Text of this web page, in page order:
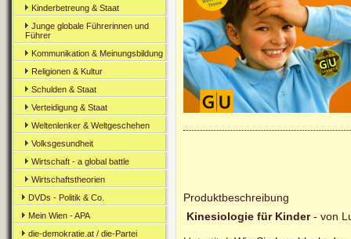
Kinderbetreung & Staat
Junge globale Führerinnen und
Führer
Kommunikation & Meinungsbildung
Religionen & Kultur
Schulden & Staat
Verteidigung & Staat
Weltenlenker & Weltgeschehen
Volksgesundheit
Wirtschaft - a global battle
Wirtschaftstheorien
DVDs - Politik & Co.
Mein Wien - APA
die-demokratie.at / die-Partei
Produktbeschreibung
Kinesiologie für Kinder- von